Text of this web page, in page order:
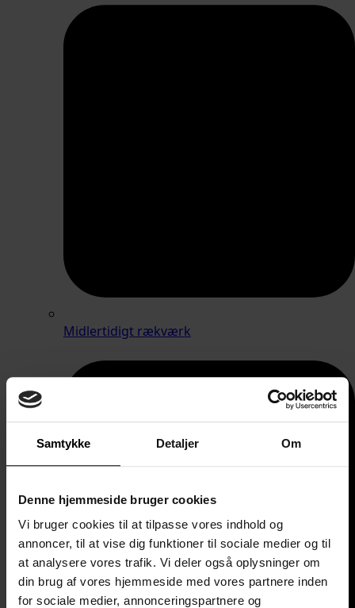
Samtykke Detaljer Om
Denne hjemmeside bruger cookies
Vi bruger cookies til at tilpasse vores indhold og
annoncer, til at vise dig funktioner til sociale medier og til
at analysere vores trafik. Vi deler også oplysninger om
din brug af vores hjemmeside med vores partnere inden
for sociale medier, annonceringspartnere og
Midlertidigt rækværk